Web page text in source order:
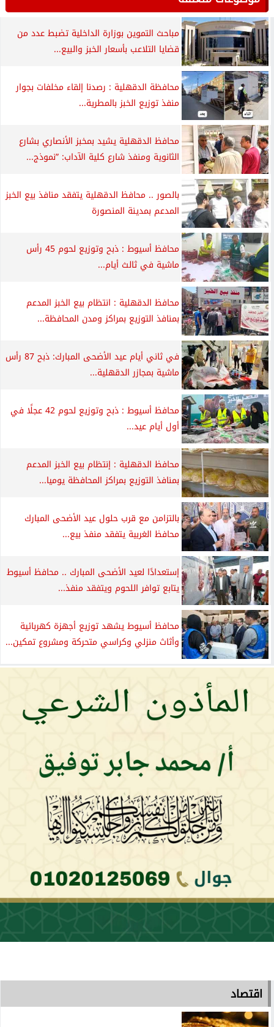
مباحث التموين بوزارة الداخلية تضبط عدد من
قضايا التلاعب بأسعار الخبز والبيع...
محافظة الدقهلية : رصدنا إلقاء مخلفات بجوار
منفذ توزيع الخبز بالمطرية...
محافظ الدقهلية يشيد بمخبز الأنصاري بشارع
الثانوية ومنفذ شارع كلية الآداب: ”نموذج...
بالصور .. محافظ الدقهلية يتفقد منافذ بيع الخبز
المدعم بمدينة المنصورة
محافظ أسيوط : ذبح وتوزيع لحوم 45 رأس
ماشية في ثالث أيام...
محافظ الدقهلية : انتظام بيع الخبز المدعم
بمنافذ التوزيع بمراكز ومدن المحافظة...
في ثاني أيام عيد الأضحى المبارك: ذبح 87 رأس
ماشية بمجازر الدقهلية...
محافظ أسيوط : ذبح وتوزيع لحوم 42 عجلًا في
أول أيام عيد...
محافظ الدقهلية : إنتظام بيع الخبز المدعم
بمنافذ التوزيع بمراكز المحافظة يوميا...
بالتزامن مع قرب حلول عيد الأضحى المبارك
محافظ الغربية يتفقد منفذ بيع...
إستعدادًا لعيد الأضحى المبارك .. محافظ أسيوط
يتابع توافر اللحوم ويتفقد منفذ...
محافظ أسيوط يشهد توزيع أجهزة كهربائية
وأثاث منزلي وكراسي متحركة ومشروع تمكين...
اقتصاد